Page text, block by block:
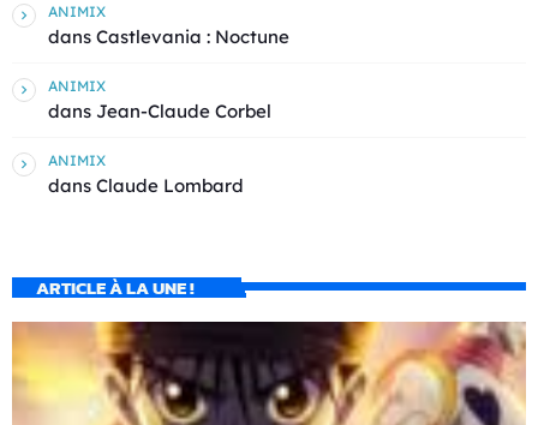
ANIMIX
dans Castlevania : Noctune
ANIMIX
dans Jean-Claude Corbel
ANIMIX
dans Claude Lombard
ARTICLE À LA UNE !